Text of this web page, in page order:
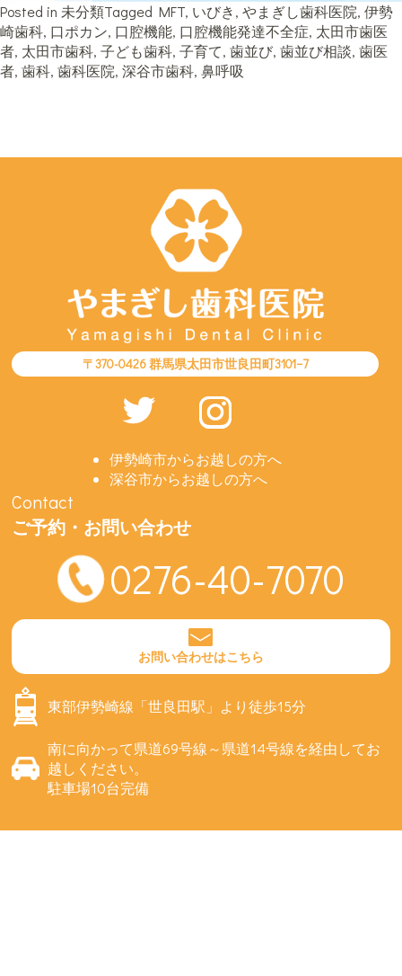
Posted in 未分類Tagged MFT, いびき, やまぎし歯科医院, 伊勢
崎歯科, 口ポカン, 口腔機能, 口腔機能発達不全症, 太田市歯医
者, 太田市歯科, 子ども歯科, 子育て, 歯並び, 歯並び相談, 歯医
者, 歯科, 歯科医院, 深谷市歯科, 鼻呼吸
〒370-0426 群馬県太田市世良田町3101−7
伊勢崎市からお越しの方へ
深谷市からお越しの方へ
Contact
ご予約・お問い合わせ
0276-40-7070
お問い合わせはこちら
東部伊勢崎線「世良田駅」より徒歩15分
南に向かって県道69号線～県道14号線を経由してお
越しください。
駐車場10台完備